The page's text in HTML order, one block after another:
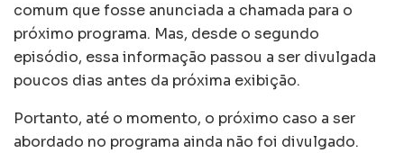
comum que fosse anunciada a chamada para o
próximo programa. Mas, desde o segundo
episódio, essa informação passou a ser divulgada
poucos dias antes da próxima exibição.
Portanto, até o momento, o próximo caso a ser
abordado no programa ainda não foi divulgado.